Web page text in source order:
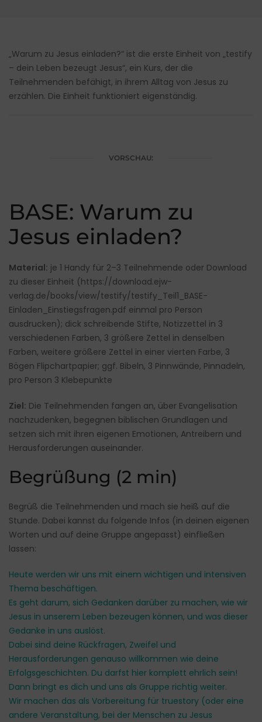
„Warum zu Jesus einladen?“ ist die erste Einheit von „testify
– dein Leben bezeugt Jesus“, ein Kurs, der die
Teilnehmenden befähigt, in ihrem Alltag von Jesus zu
erzählen. Die Einheit funktioniert eigenständig.
VORSCHAU:
BASE: Warum zu
Jesus einladen?
Material: je 1 Handy für 2–3 Teilnehmende oder Download
zu dieser Einheit (https://download.ejw-
verlag.de/books/view/testify/testify_Teil1_BASE-
Einladen_Einstiegsfragen.pdf einmal pro Person
ausdrucken); dick schreibende Stifte, Notizzettel in 3
verschiedenen Farben, 3 größere Zettel in denselben
Farben, weitere größere Zettel in einer vierten Farbe, 3
Bögen Flipchartpapier; ggf. Bibeln, 3 Pinnwände, Pinnadeln,
pro Person 3 Klebepunkte
Ziel: Die Teilnehmenden fangen an, über Evangelisation
nachzudenken, begegnen biblischen Grundlagen und
setzen sich mit ihren eigenen Emotionen, Antreibern und
Herausforderungen auseinander.
Begrüßung (2 min)
Begrüß die Teilnehmenden und mach sie heiß auf die
Stunde. Dabei kannst du folgende Infos (in deinen eigenen
Worten und auf deine Gruppe angepasst) einfließen
lassen:
Heute werden wir uns mit einem wichtigen und intensiven
Thema beschäftigen.
Es geht darum, sich Gedanken darüber zu machen, wie wir
Jesus in unserem Leben bezeugen können, und was dieser
Gedanke in uns auslöst.
Dabei sind deine Rückfragen, Zweifel und
Herausforderungen genauso willkommen wie deine
Erfolgsgeschichten. Du darfst hier komplett ehrlich sein!
Dann bringt es dich und uns als Gruppe richtig weiter.
Wir machen das als Vorbereitung für truestory (oder eine
andere Veranstaltung, bei der Menschen zu Jesus